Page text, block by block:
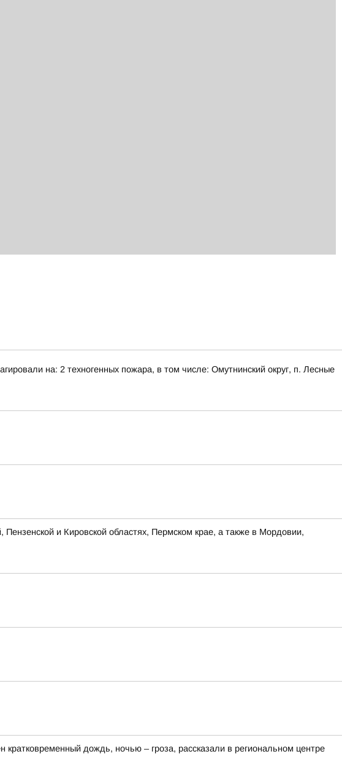
на: 2 техногенных пожара, в том числе: Омутнинский округ, п. Лесные
и Кировской областях, Пермском крае, а также в Мордовии,
дождь, ночью – гроза, рассказали в региональном центре